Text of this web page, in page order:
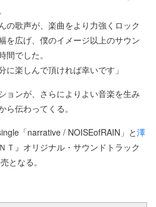
の歌声が、楽曲をより力強くロック
を広げ、僕のイメージ以上のサウン
間でした。
に楽しんで頂ければ幸いです」
ョンが、さらによりよい音楽を生み
伝わってくる。
「narrative / NOISEofRAIN」と澤
Ｔ』オリジナル・サウンドトラック
となる。